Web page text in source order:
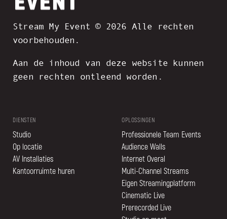
Stream My Event © 2026 Alle rechten
voorbehouden.
Aan de inhoud van deze website kunnen
geen rechten ontleend worden.
DIENSTEN
Studio
Op locatie
AV Installaties
Kantoorruimte huren
OPLOSSINGEN
Professionele Team Events
Audience Walls
Internet Overal
Multi-Channel Streams
Eigen Streamingplatform
Cinematic Live
Prerecorded Live